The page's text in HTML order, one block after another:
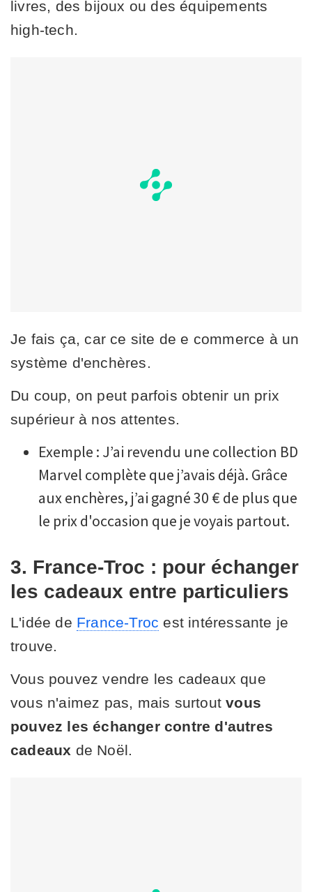
livres, des bijoux ou des équipements
high-tech.
Je fais ça, car ce site de e commerce à un
système d'enchères.
Du coup, on peut parfois obtenir un prix
supérieur à nos attentes.
Exemple : J’ai revendu une collection BD
Marvel complète que j’avais déjà. Grâce
aux enchères, j’ai gagné 30 € de plus que
le prix d'occasion que je voyais partout.
3. France-Troc : pour échanger
les cadeaux entre particuliers
L'idée de France-Troc est intéressante je
trouve.
Vous pouvez vendre les cadeaux que
vous n'aimez pas, mais surtoutvous
pouvez les échanger contre d'autres
cadeaux de Noël.